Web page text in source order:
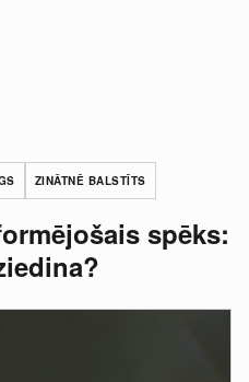
ZINĀTNĒ BALSTĪTS
spēks: